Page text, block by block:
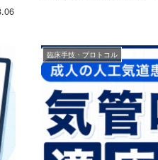
臨床手技・プロトコル